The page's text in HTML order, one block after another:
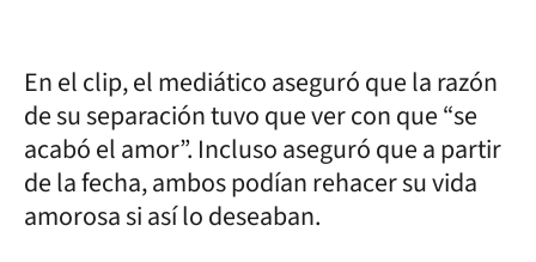
En el clip, el mediático aseguró que la razón
de su separación tuvo que ver con que “se
acabó el amor”. Incluso aseguró que a partir
de la fecha, ambos podían rehacer su vida
amorosa si así lo deseaban.